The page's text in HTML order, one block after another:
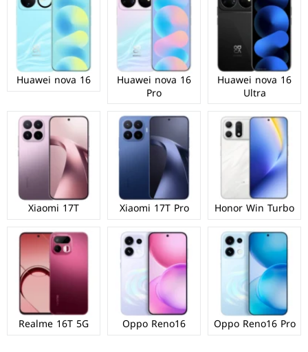
Huawei nova 16
Ultra
Huawei nova 16
Pro
Huawei nova 16
Honor Win Turbo
Xiaomi 17T Pro
Xiaomi 17T
Oppo Reno16 Pro
Oppo Reno16
Realme 16T 5G